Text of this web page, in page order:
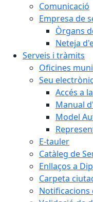
Comunicació
Empresa de
Òrgans
Neteja
Serveis i tràmits
Oficines
Seu
Accés a
Manual
Model
E-tauler
Catàleg de
Enllaços a
Carpeta
Notificacions